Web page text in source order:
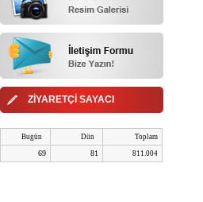
ZİYARETÇİ SAYACI
Bugün Dün Toplam
69 81 811.004